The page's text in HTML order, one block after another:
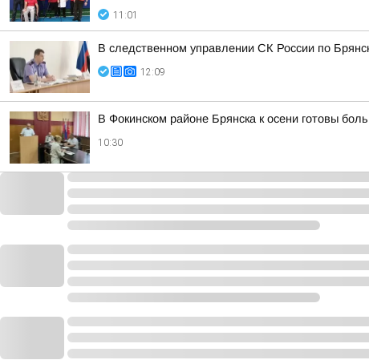
11:01
В следственном управлении СК России по
12:09
В Фокинском районе Брянска к осени готовы
10:30